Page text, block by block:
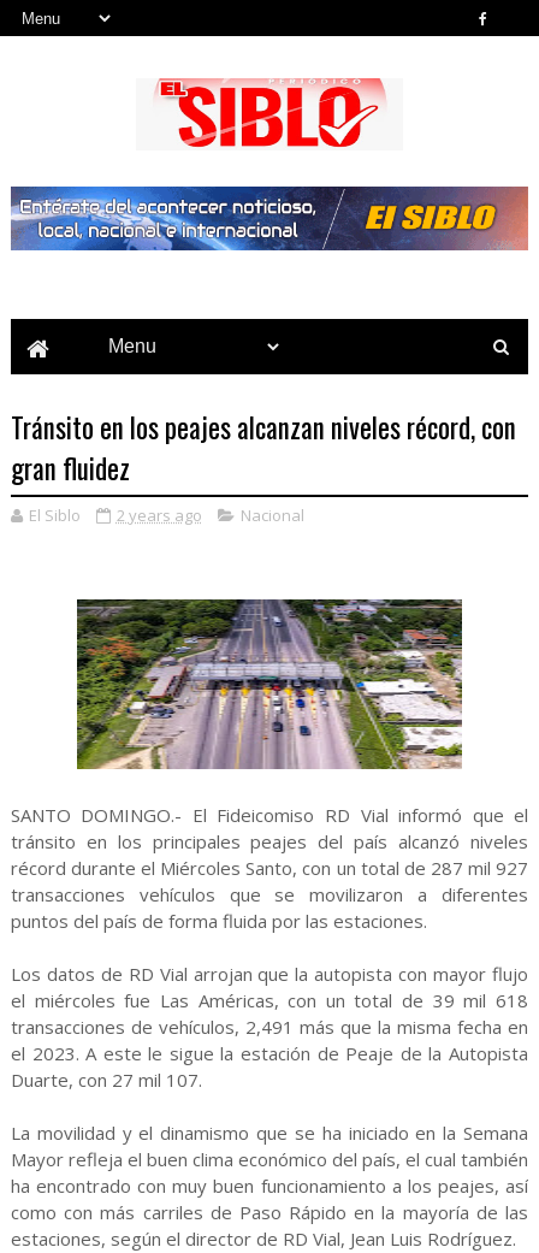
Tránsito en los peajes alcanzan niveles récord, con
gran fluidez
El Siblo 2 years ago Nacional
SANTO DOMINGO.- El Fideicomiso RD Vial informó que el
tránsito en los principales peajes del país alcanzó niveles
récord durante el Miércoles Santo, con un total de 287 mil 927
transacciones vehículos que se movilizaron a diferentes
puntos del país de forma fluida por las estaciones.
Los datos de RD Vial arrojan que la autopista con mayor flujo
el miércoles fue Las Américas, con un total de 39 mil 618
transacciones de vehículos, 2,491 más que la misma fecha en
el 2023. A este le sigue la estación de Peaje de la Autopista
Duarte, con 27 mil 107.
La movilidad y el dinamismo que se ha iniciado en la Semana
Mayor refleja el buen clima económico del país, el cual también
ha encontrado con muy buen funcionamiento a los peajes, así
como con más carriles de Paso Rápido en la mayoría de las
estaciones, según el director de RD Vial, Jean Luis Rodríguez.